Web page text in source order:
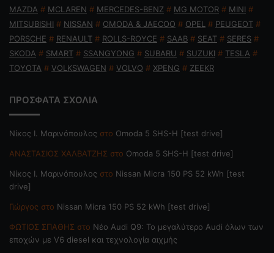
MAZDA # MCLAREN # MERCEDES-BENZ # MG MOTOR # MINI #
MITSUBISHI # NISSAN # OMODA & JAECOO # OPEL # PEUGEOT #
PORSCHE # RENAULT # ROLLS-ROYCE # SAAB # SEAT # SERES #
SKODA # SMART # SSANGYONG # SUBARU # SUZUKI # TESLA #
TOYOTA # VOLKSWAGEN # VOLVO # XPENG # ZEEKR
ΠΡΟΣΦΑΤΑ ΣΧΟΛΙΑ
Nίκος Ι. Mαρινόπουλος στο Omoda 5 SHS-H [test drive]
ΑΝΑΣΤΑΣΙΟΣ ΧΑΛΒΑΤΖΗΣ στο Omoda 5 SHS-H [test drive]
Nίκος Ι. Mαρινόπουλος στο Nissan Micra 150 PS 52 kWh [test
drive]
Γιώργος στο Nissan Micra 150 PS 52 kWh [test drive]
ΦΩΤΙΟΣ ΣΠΑΘΗΣ στο Νέο Audi Q9: Το μεγαλύτερο Audi όλων των
εποχών με V6 diesel και τεχνολογία αιχμής